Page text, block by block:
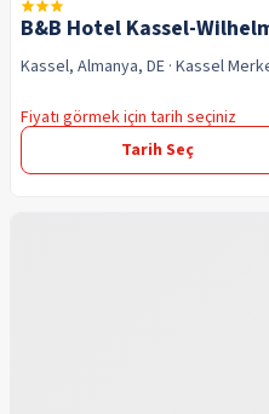
B&B Hotel Kassel-
Kassel, Almanya, DE · Kassel
Fiyatı görmek için tarih seçiniz
Tarih Seç